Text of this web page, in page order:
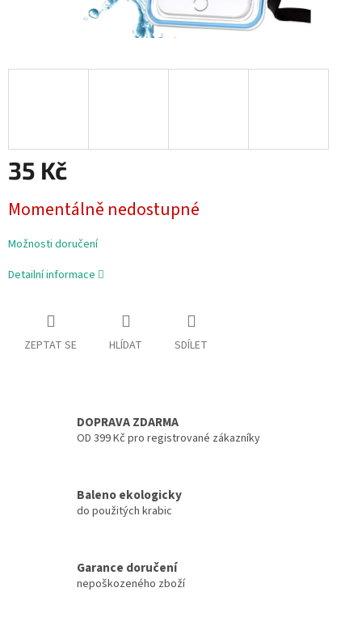
35 Kč
cena:
Momentálně nedostupné
Možnosti doručení
Detailní informace
ZEPTAT SE HLÍDAT SDÍLET
DOPRAVA ZDARMA
OD 399 Kč pro registrované zákazníky
Baleno ekologicky
do použitých krabic
Garance doručení
nepoškozeného zboží